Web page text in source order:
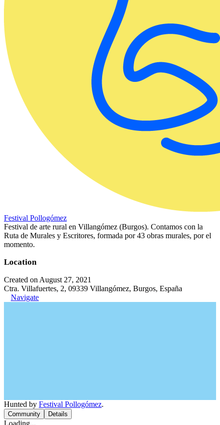
Festival Pollogómez
Festival de arte rural en Villangómez (Burgos). Contamos con la
Ruta de Murales y Escritores, formada por 43 obras murales, por el
momento.
Location
Created on August 27, 2021
Ctra. Villafuertes, 2, 09339 Villangómez, Burgos, España
Navigate
Hunted by Festival Pollogómez.
Community Details
Loading...